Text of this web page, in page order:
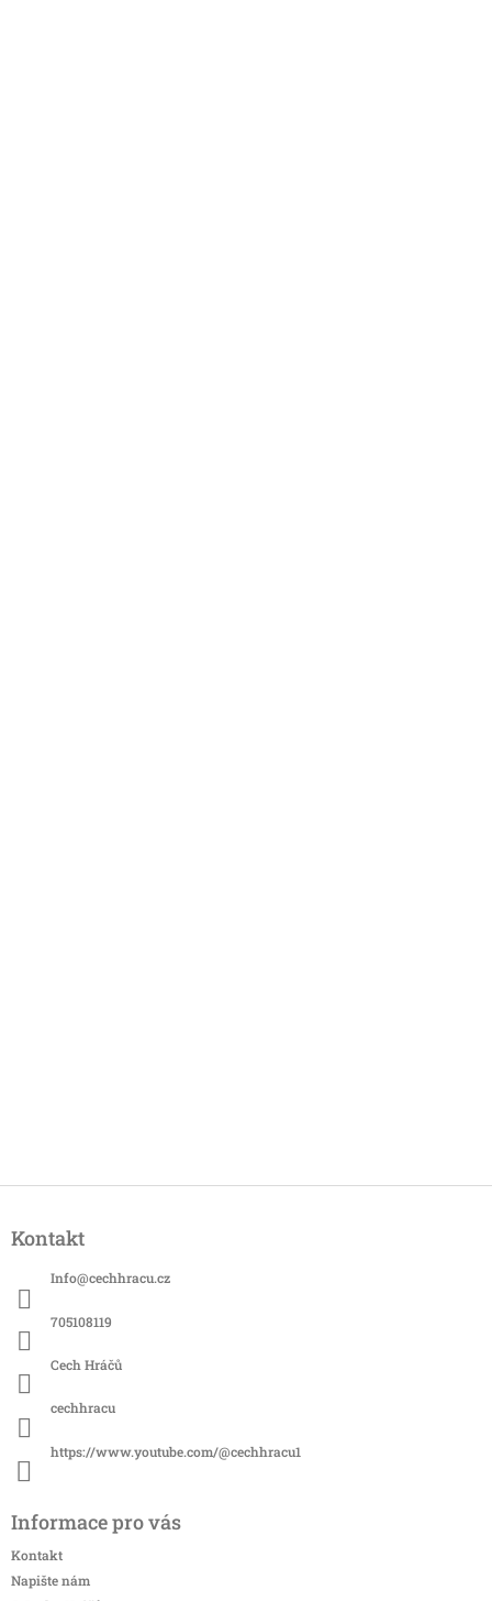
pKontakt
Info@cechhracu.cz
705108119
Cech Hráčů
cechhracu
https://www.youtube.com/@cechhracu1
Informace pro vás
Kontakt
Napište nám